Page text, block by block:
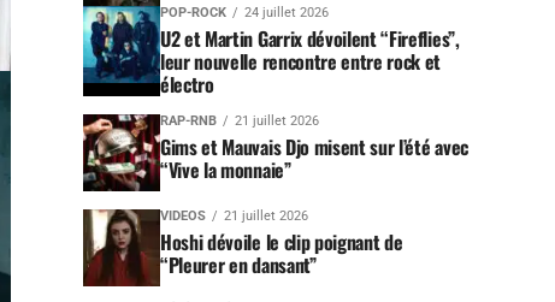
POP-ROCK 24 juillet 2026
U2 et Martin Garrix dévoilent “Fireflies”,
leur nouvelle rencontre entre rock et
électro
RAP-RNB 21 juillet 2026
Gims et Mauvais Djo misent sur l’été avec
“Vive la monnaie”
VIDEOS 21 juillet 2026
Hoshi dévoile le clip poignant de
“Pleurer en dansant”